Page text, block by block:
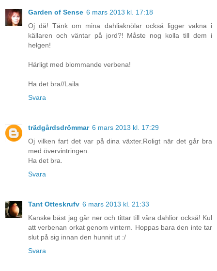
Garden of Sense 6 mars 2013 kl. 17:18
Oj då! Tänk om mina dahliaknölar också ligger vakna i
källaren och väntar på jord?! Måste nog kolla till dem i
helgen!
Härligt med blommande verbena!
Ha det bra//Laila
Svara
trädgårdsdrömmar 6 mars 2013 kl. 17:29
Oj vilken fart det var på dina växter.Roligt när det går bra
med övervintringen.
Ha det bra.
Svara
Tant Otteskrufv 6 mars 2013 kl. 21:33
Kanske bäst jag går ner och tittar till våra dahlior också! Kul
att verbenan orkat genom vintern. Hoppas bara den inte tar
slut på sig innan den hunnit ut :/
Svara